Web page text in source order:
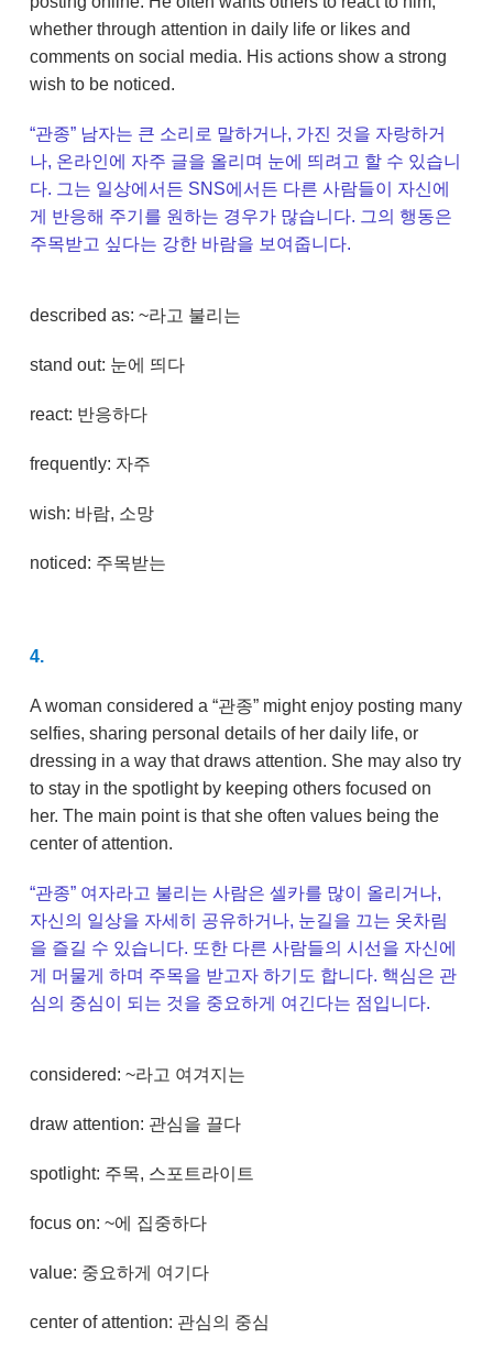
whether through attention in daily life or likes and
comments on social media. His actions show a strong
wish to be noticed.
“관종” 남자는 큰 소리로 말하거나, 가진 것을 자랑하거
나, 온라인에 자주 글을 올리며 눈에 띄려고 할 수 있습니
다. 그는 일상에서든 SNS에서든 다른 사람들이 자신에
게 반응해 주기를 원하는 경우가 많습니다. 그의 행동은
주목받고 싶다는 강한 바람을 보여줍니다.
described as: ~라고 불리는
stand out: 눈에 띄다
react: 반응하다
frequently: 자주
wish: 바람, 소망
noticed: 주목받는
4.
A woman considered a “관종” might enjoy posting many
selfies, sharing personal details of her daily life, or
dressing in a way that draws attention. She may also try
to stay in the spotlight by keeping others focused on
her. The main point is that she often values being the
center of attention.
“관종” 여자라고 불리는 사람은 셀카를 많이 올리거나,
자신의 일상을 자세히 공유하거나, 눈길을 끄는 옷차림
을 즐길 수 있습니다. 또한 다른 사람들의 시선을 자신에
게 머물게 하며 주목을 받고자 하기도 합니다. 핵심은 관
심의 중심이 되는 것을 중요하게 여긴다는 점입니다.
considered: ~라고 여겨지는
draw attention: 관심을 끌다
spotlight: 주목, 스포트라이트
focus on: ~에 집중하다
value: 중요하게 여기다
center of attention: 관심의 중심